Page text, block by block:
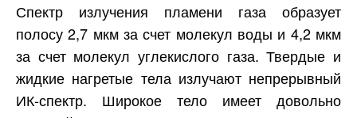
Спектр излучения пламени газа образует
полосу 2,7 мкм за счет молекул воды и 4,2 мкм
за счет молекул углекислого газа. Твердые и
жидкие нагретые тела излучают непрерывный
ИК-спектр. Широкое тело имеет довольно